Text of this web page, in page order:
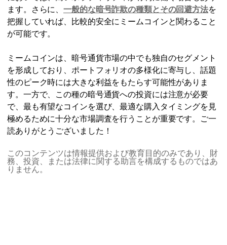
ます。さらに、一般的な暗号詐欺の種類とその回避方法を
把握していれば、比較的安全にミームコインと関わること
が可能です。
ミームコインは、暗号通貨市場の中でも独自のセグメント
を形成しており、ポートフォリオの多様化に寄与し、話題
性のピーク時には大きな利益をもたらす可能性がありま
す。一方で、この種の暗号通貨への投資には注意が必要
で、最も有望なコインを選び、最適な購入タイミングを見
極めるために十分な市場調査を行うことが重要です。ご一
読ありがとうございました！
このコンテンツは情報提供および教育目的のみであり、財
務、投資、または法律に関する助言を構成するものではあ
りません。